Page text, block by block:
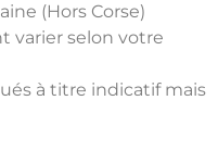
(Hors Corse)
varier selon votre
à titre indicatif mais